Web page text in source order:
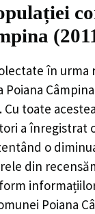
în urma
Poiana Câmpina
Cu toate
a înregistrat
o
din
Poiana